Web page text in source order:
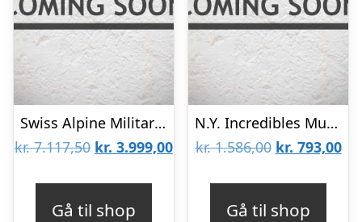
Swiss Alpine Military Diver Automatic Green Herreur
kr.7.117,50 Den
kr. 3.999,00Den
Gå til shop
N.Y. Incredibles Murray 2.0 Herreur
kr.1.586,00 Den
kr. 793,00
Gå til shop